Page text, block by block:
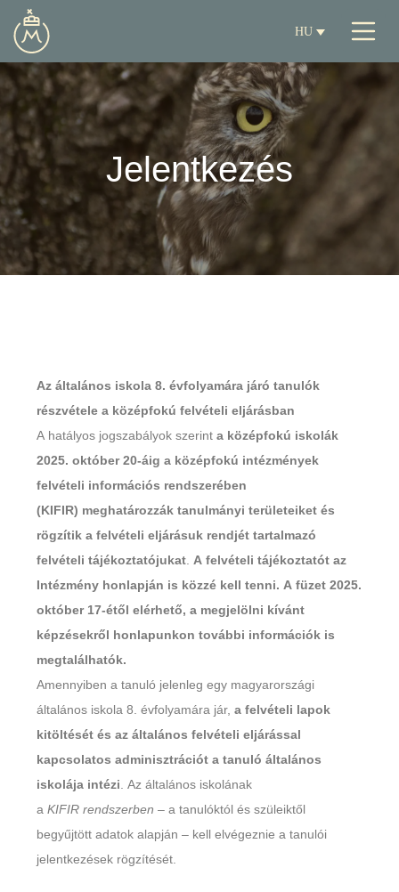
HU
Jelentkezés
Az általános iskola 8. évfolyamára járó tanulók
részvétele a középfokúfelvételi eljárásban
A hatályos jogszabályok szerinta középfokú iskolák
2025. október 20-áig a középfokú intézmények
felvételi információs rendszerében
(KIFIR) meghatározzák tanulmányi területeiket és
rögzítik a felvételi eljárásuk rendjét tartalmazó
felvételi tájékoztatójukat A felvételi tájékoztatót az
Intézmény honlapján is közzé kell tenni. A füzet 2025.
október 17-étől elérhető, a megjelölni kívánt
képzésekről honlapunkon további információk is
megtalálhatók.
Amennyiben a tanuló jelenleg egy magyarországi
általános iskola 8. évfolyamára jár,a felvételi lapok
kitöltését és az általános felvételi eljárással
kapcsolatos adminisztrációt a tanuló általános
iskolája intézi . Az általános iskolának
aKIFIRrendszerben – a tanulóktól és szüleiktől
begyűjtött adatok alapján – kell elvégeznie a tanulói
jelentkezések rögzítését.